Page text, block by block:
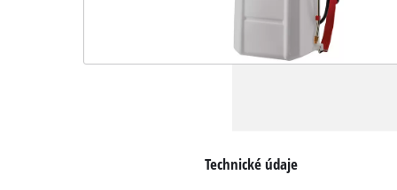
Technické údaje